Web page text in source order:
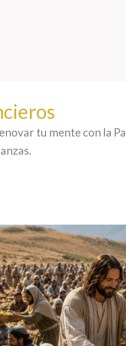
tu mente con la